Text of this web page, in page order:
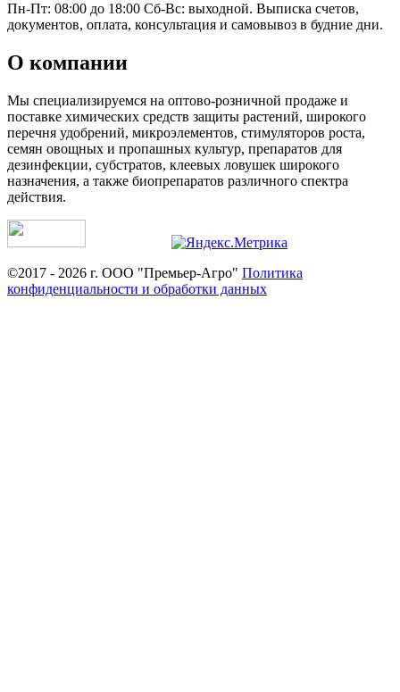
Пн-Пт: 08:00 до 18:00 Сб-Вс: выходной. Выписка счетов,
документов, оплата, консультация и самовывоз в будние дни.
О компании
Мы специализируемся на оптово-розничной продаже и
поставке химических средств защиты растений, широкого
перечня удобрений, микроэлементов, стимуляторов роста,
семян овощных и пропашных культур, препаратов для
дезинфекции, субстратов, клеевых ловушек широкого
назначения, а также биопрепаратов различного спектра
действия.
©2017 - 2026 г. ООО "Премьер-Агро" Политика
конфиденциальности и обработки данных